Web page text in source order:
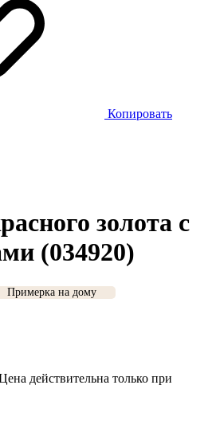
Копировать
золота с
(034920)
Примерка на дому
действительна только при